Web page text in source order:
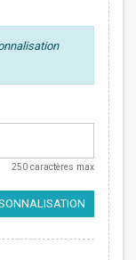
250 caractères max